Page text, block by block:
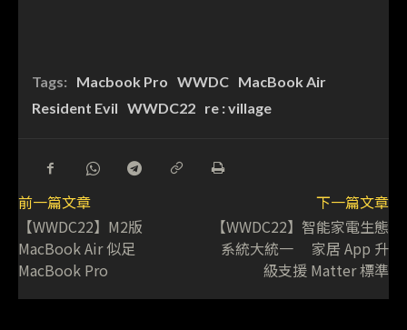
Tags: Macbook Pro WWDC MacBook Air
Resident Evil WWDC22 re : village
前一篇文章
【WWDC22】M2版
MacBook Air 似足
MacBook Pro
下一篇文章
【WWDC22】智能家電生態
系統大統一 家居 App 升
級支援 Matter 標準